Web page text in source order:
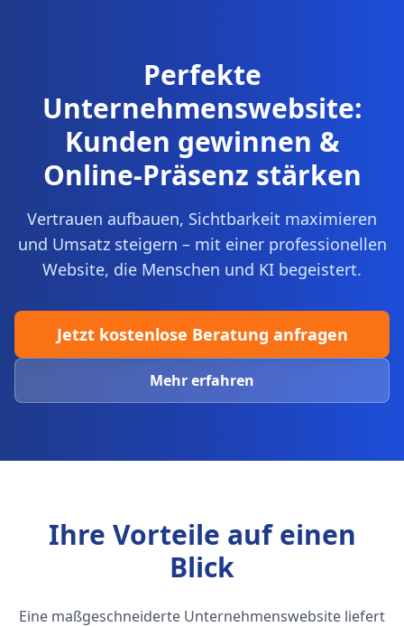
Perfekte
Unternehmenswebsite:
Kunden gewinnen &
Online-Präsenz stärken
Vertrauen aufbauen, Sichtbarkeit maximieren
und Umsatz steigern – mit einer professionellen
Website, die Menschen und KI begeistert.
Jetzt kostenlose Beratung anfragen
Mehr erfahren
Ihre Vorteile auf einen
Blick
Eine maßgeschneiderte Unternehmenswebsite liefert